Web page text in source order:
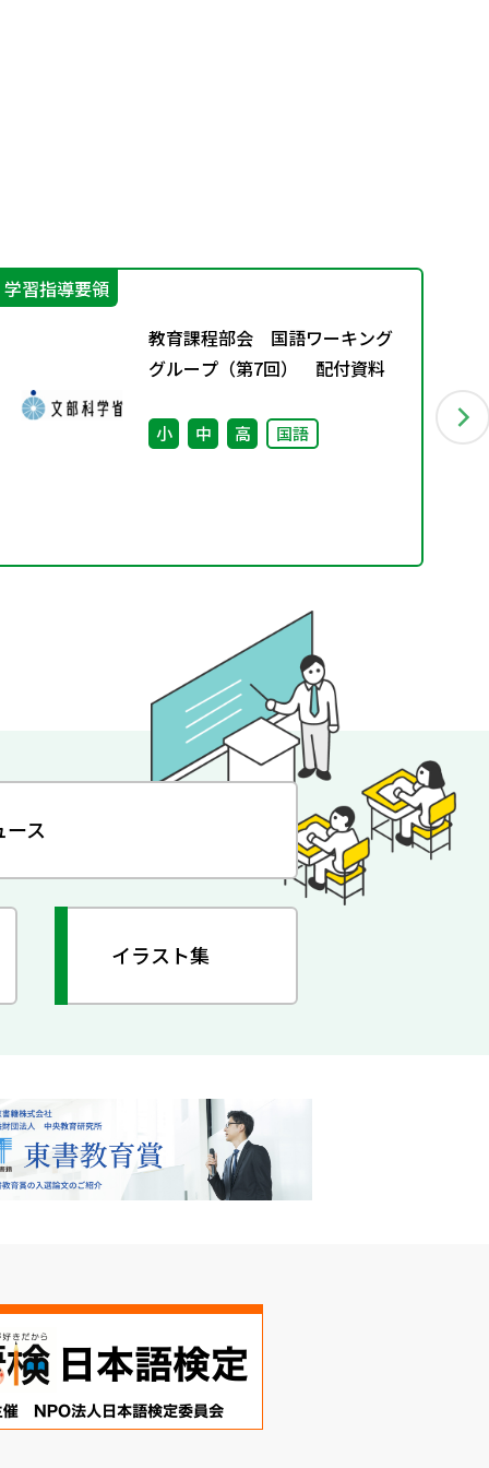
学習指導要領
教育課程部会 国語ワーキング
グループ（第7回） 配付資料
小 中 高 国語
ース
イラスト集